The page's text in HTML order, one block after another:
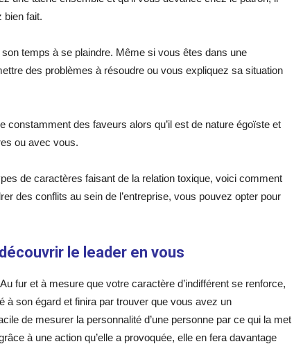
bien fait.
temps à se plaindre. Même si vous êtes dans une
des problèmes à résoudre ou vous expliquez sa situation
constamment des faveurs alors qu’il est de nature égoïste et
ou avec vous.
de caractères faisant de la relation toxique, voici comment
des conflits au sein de l’entreprise, vous pouvez opter pour
le leader en vous
fur et à mesure que votre caractère d’indifférent se renforce,
à son égard et finira par trouver que vous avez un
de mesurer la personnalité d’une personne par ce qui la met
à une action qu’elle a provoquée, elle en fera davantage